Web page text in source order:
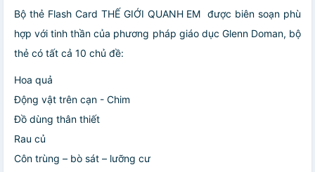
Bộ thẻ Flash Card THẾ GIỚI QUANH EM được biên soạn phù
hợp với tinh thần của phương pháp giáo dục Glenn Doman, bộ
thẻ có tất cả 10 chủ đề:
Hoa quả
Động vật trên cạn - Chim
Đồ dùng thân thiết
Rau củ
Côn trùng – bò sát – lưỡng cư